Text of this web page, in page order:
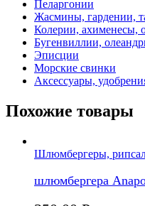
Пеларгонии
Жасмины, гардении,
Колерии, ахименесы,
Бугенвиллии,
Эписции
Морские свинки
Аксессуары,
Похожие товары
Шлюмбергеры,
шлюмбергера